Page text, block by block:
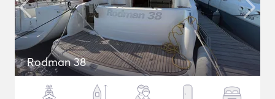
Rodman 38